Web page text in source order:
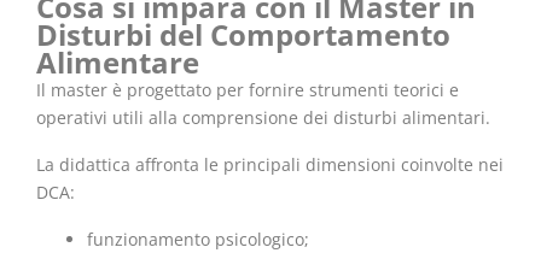
Disturbi del Comportamento
Alimentare
Il master è progettato per fornire strumenti teorici e
operativi utili alla comprensione dei disturbi alimentari.
La didattica affronta le principali dimensioni coinvolte nei
DCA:
funzionamento psicologico;